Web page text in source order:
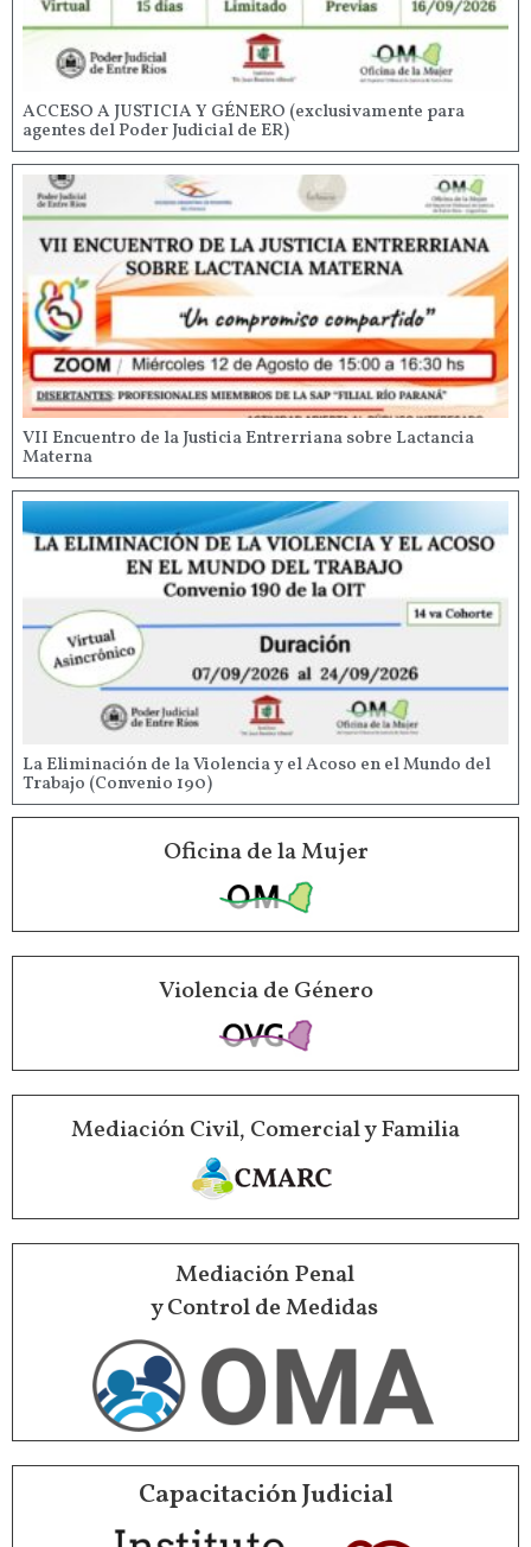
ACCESO A JUSTICIA Y GÉNERO (exclusivamente para
agentes del Poder Judicial de ER)
VII Encuentro de la Justicia Entrerriana sobre Lactancia
Materna
La Eliminación de la Violencia y el Acoso en el Mundo del
Trabajo (Convenio 190)
Oficina de la Mujer
Violencia de Género
Mediación Civil, Comercial y Familia
Mediación Penal
y Control de Medidas
Capacitación Judicial